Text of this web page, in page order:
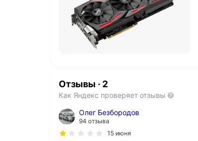
Отзывы · 2
Как Яндекс проверяет отзывы
Олег Безбородов
94 отзыва
15 июня